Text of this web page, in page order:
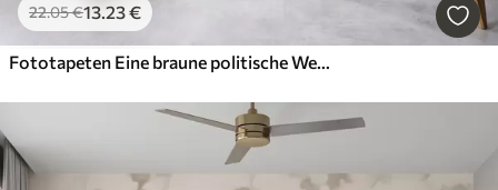
22.05€13.23€
Fototapeten Eine braune politische Weltkarte mit deutschen Flaggen